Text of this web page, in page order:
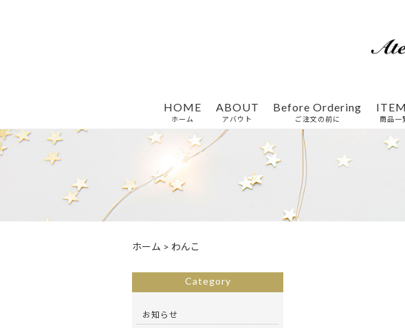
HOME
ホーム
ABOUT
アバウト
Before Ordering
ご注文の前に 商品一
ホーム > わんこ
Category
お知らせ